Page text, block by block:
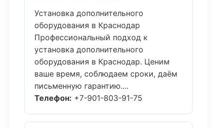
Установка дополнительного
оборудования в Краснодар
Профессиональный подход к
установка дополнительного
оборудования в Краснодар. Ценим
ваше время, соблюдаем сроки, даём
письменную гарантию....
Телефон: +7-901-803-91-75